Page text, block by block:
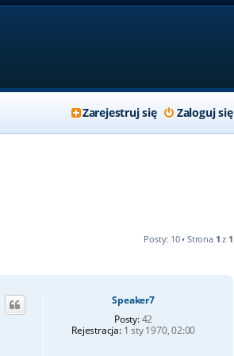
Zaloguj się
Zarejestruj się
Posty: 10 • Strona 1 z 1
Speaker7
Posty:42
Rejestracja:1 sty 1970, 02:00